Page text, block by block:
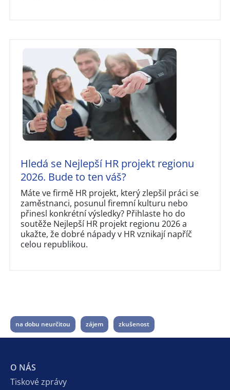
Hledá se Nejlepší HR projekt regionu
2026. Bude to ten váš?
Máte ve firmě HR projekt, který zlepšil práci se
zaměstnanci, posunul firemní kulturu nebo
přinesl konkrétní výsledky? Přihlaste ho do
soutěže Nejlepší HR projekt regionu 2026 a
ukažte, že dobré nápady v HR vznikají napříč
celou republikou.
na dobu neurčitou zájem zkušenost
O NÁS
Tiskové zprávy